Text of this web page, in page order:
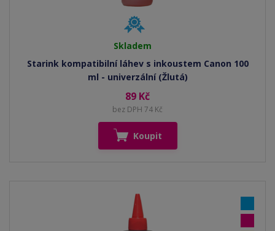
Skladem
Starink kompatibilní láhev s inkoustem Canon 100
ml - univerzální (Žlutá)
89 Kč
bez DPH 74 Kč
Koupit